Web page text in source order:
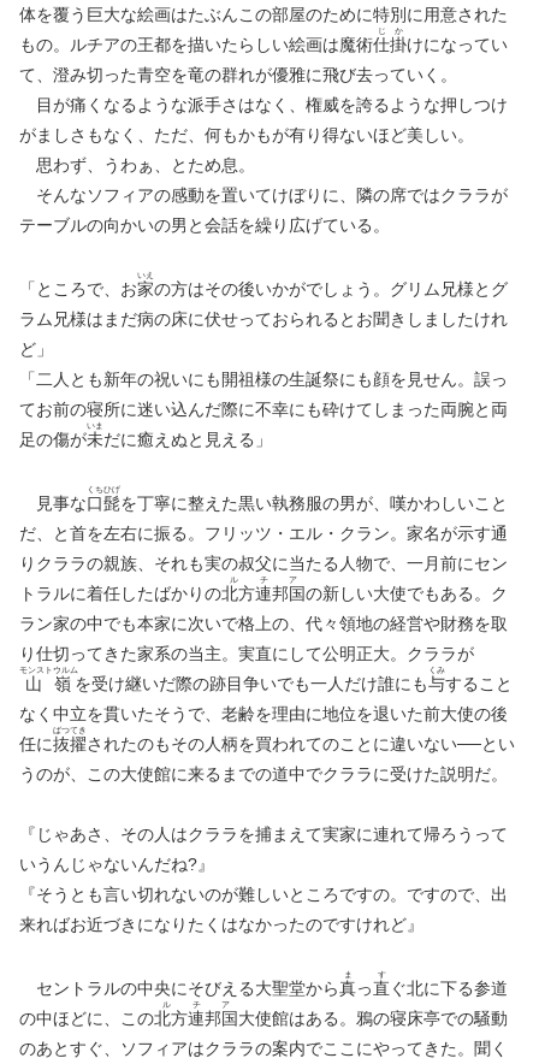
体を覆う巨大な絵画はたぶんこの部屋のために特別に用意された
もの。ルチアの王都を描いたらしい絵画は魔術仕
じ
掛
か
けになってい
て、澄み切った青空を竜の群れが優雅に飛び去っていく。
目が痛くなるような派手さはなく、権威を誇るような押しつけ
がましさもなく、ただ、何もかもが有り得ないほど美しい。
思わず、うわぁ、とため息。
そんなソフィアの感動を置いてけぼりに、隣の席ではクララが
テーブルの向かいの男と会話を繰り広げている。
「ところで、お家
いえ
の方はその後いかがでしょう。グリム兄様とグ
ラム兄様はまだ病の床に伏せっておられるとお聞きしましたけれ
ど」
「二人とも新年の祝いにも開祖様の生誕祭にも顔を見せん。誤っ
てお前の寝所に迷い込んだ際に不幸にも砕けてしまった両腕と両
足の傷が未
いま
だに癒えぬと見える」
見事な口
くち
髭
ひげ
を丁寧に整えた黒い執務服の男が、嘆かわしいこと
だ、と首を左右に振る。フリッツ・エル・クラン。家名が示す通
りクララの親族、それも実の叔父に当たる人物で、一月前にセン
トラルに着任したばかりの北方連邦国
ルチア
の新しい大使でもある。ク
ラン家の中でも本家に次いで格上の、代々領地の経営や財務を取
り仕切ってきた家系の当主。実直にして公明正大。クララが
山嶺
モンストウルム
を受け継いだ際の跡目争いでも一人だけ誰にも与
くみ
すること
なく中立を貫いたそうで、老齢を理由に地位を退いた前大使の後
任に抜
ばつ
擢
てき
されたのもその人柄を買われてのことに違いない──とい
うのが、この大使館に来るまでの道中でクララに受けた説明だ。
『じゃあさ、その人はクララを捕まえて実家に連れて帰ろうって
いうんじゃないんだね?』
『そうとも言い切れないのが難しいところですの。ですので、出
来ればお近づきになりたくはなかったのですけれど』
セントラルの中央にそびえる大聖堂から真
ま
っ直
す
ぐ北に下る参道
の中ほどに、この北方連邦国
ルチア
大使館はある。鴉の寝床亭での騒動
のあとすぐ、ソフィアはクララの案内でここにやってきた。聞く